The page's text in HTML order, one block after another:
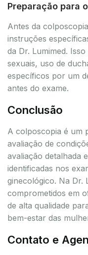
Preparação para
Antes da
instruções
da Dr. Lumimed.
sexuais, uso de
específicos por um
antes do exame.
Conclusão
A colposcopia é um
avaliação de
avaliação detalhada
identificadas nos
ginecológico. Na Dr.
comprometidos em
de alta qualidade
bem-estar das
Contato e